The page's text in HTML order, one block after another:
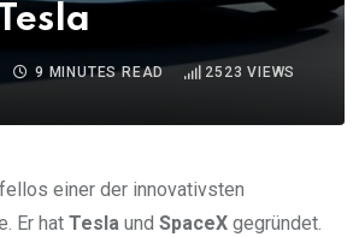
9 MINUTES READ 2523 VIEWS
einer der innovativsten
Er hat Tesla und SpaceX gegründet.